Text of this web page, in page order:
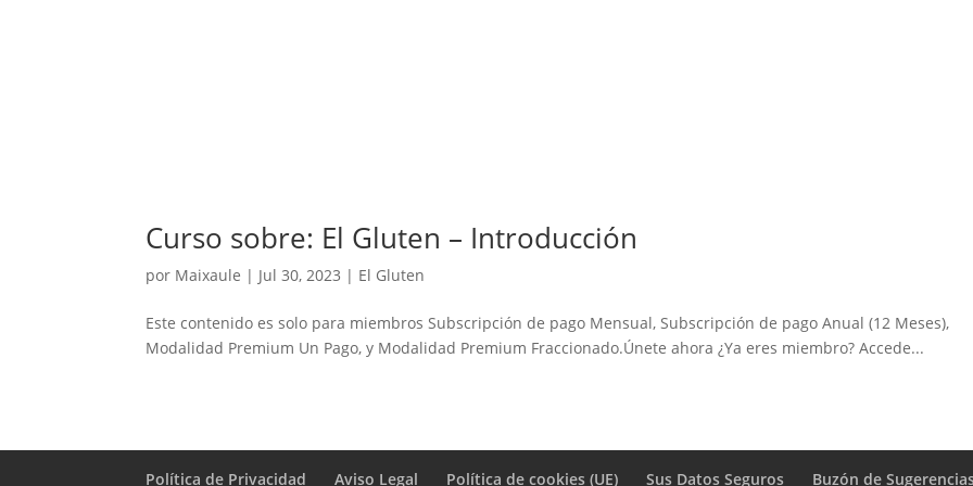
Curso sobre: El Gluten – Introducción
por Maixaule | Jul 30, 2023 | El Gluten
Este contenido es solo para miembros Subscripción de pago Mensual, Subscripción de pago Anual (12 Meses),
Modalidad Premium Un Pago, y Modalidad Premium Fraccionado.Únete ahora ¿Ya eres miembro? Accede...
Política de Privacidad Aviso Legal Política de cookies (UE) Sus Datos Seguros Buzón de